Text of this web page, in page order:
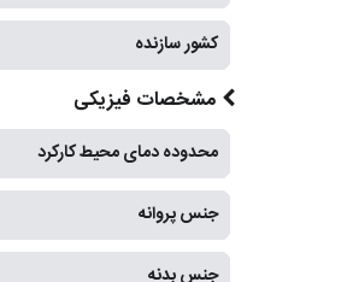
کشور سازنده
مشخصات فیزیکی
محدوده دمای محیط کارکرد
جنس پروانه